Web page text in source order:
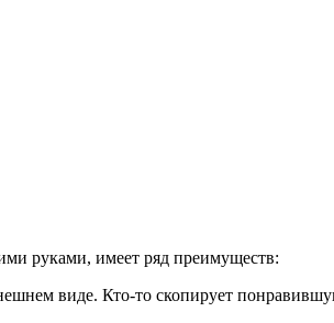
руками, имеет ряд преимуществ:
виде. Кто-то скопирует